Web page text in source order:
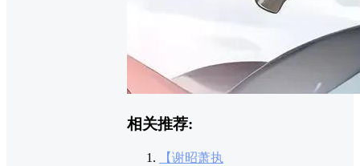
相关推荐:
【谢昭萧执